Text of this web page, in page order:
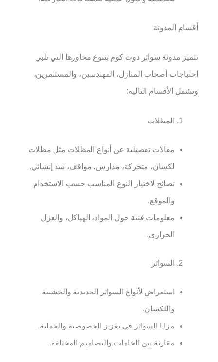
أقسام المدونة
تتميز مدونة سواتر دوت كوم بتنوع محاورها التي تلبي
احتياجات أصحاب المنازل، المهندسين، والمستثمرين،
وتشمل الأقسام التالية:
المظلات
مقالات تفصيلية عن أنواع المظلات مثل مظلات
لكسان، متحركة، مدارس، مواقف، شد إنشائي.
نصائح لاختيار النوع المناسب حسب الاستخدام
والموقع.
معلومات فنية حول المواد، الهياكل، والعزل
الحراري.
السواتر
استعراض لأنواع السواتر الحديدية والخشبية
واللكسان.
مزايا السواتر في تعزيز الخصوصية والحماية.
مقارنة بين الخامات والتصاميم المختلفة.